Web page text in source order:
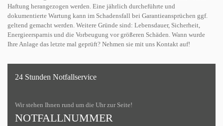
Haftung herangezogen werden. Eine jährlich durcheführte und
dokumentierte Wartung kann im Schadensfall bei Garantieansprüchen ggf.
geltend gemacht werden. Weitere Gründe sind: Lebensdauer, Sicherheit,
Energieersparnis und die Vorbeugung vor größeren Schäden. Wann wurde
Ihre Anlage das letzte mal geprüft? Nehmen sie mit uns Kontakt auf!
24 Stunden Notfallservice
Wir stehen Ihnen rund um die Uhr zur Seite!
NOTFALLNUMMER